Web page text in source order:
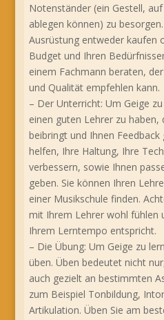
Notenständer (ein Gestell,
ablegen können) zu
Ausrüstung entweder kaufen
Budget und Ihren
einem Fachmann beraten,
und Qualität empfehlen kann.
– Der Unterricht: Um Geige
einen guten Lehrer zu haben,
beibringt und Ihnen
helfen, Ihre Haltung, Ihre
verbessern, sowie Ihnen
geben. Sie können Ihren
einer Musikschule finden.
mit Ihrem Lehrer wohl fühlen
Ihrem Lerntempo entspricht.
– Die Übung: Um Geige zu
üben. Üben bedeutet nicht
auch gezielt an bestimmten
zum Beispiel Tonbildung,
Artikulation. Üben Sie am